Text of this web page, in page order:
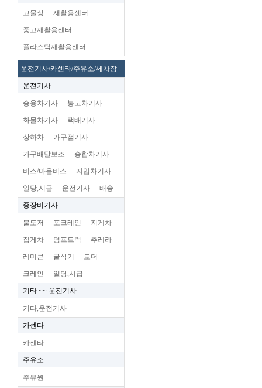
고물상 재활용센터
중고재활용센터
플라스틱재활용센터
운전기사/카센타/주유소/세차장
운전기사
승용차기사 봉고차기사
화물차기사 택배기사
상하차 가구점기사
가구배달보조 승합차기사
버스/마을버스 지입차기사
일당,시급 운전기사 배송
중장비기사
불도저 포크레인 지게차
집게차 덤프트럭 추레라
레미콘 굴삭기 로더
크레인 일당,시급
기타 ~~ 운전기사
기타,운전기사
카센타
카센타
주유소
주유원